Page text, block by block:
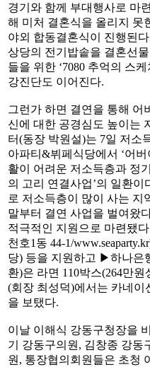
경기와 함께 부대행사로 마
해 미처 결혼식을 올리지 못
야외 합동결혼식이 진행된
상당의 전기밥솥을 결혼선
들을 위한 ‘7080 추억의 스
강진단도 이어진다.
그런가 하면 결연을 통해 어
신에 대한 공경심도 높이는
터(동장 박원설)는 7일 저소
아파티&뷔페식당에서 ‘어
활이 어려운 저소득층과 정
의 고리 연결사업’의 일환이
로 저소득층이 많이 사는 지
말부터 결연 사업을 벌여왔
적극적인 지원으로 마련됐
천호1동 44-1/
당) 등을 지원하고 ▶하나은
환)은 라면 110박스(264만
(회장 최성덕)에서는 카네이
을 보탰다.
이날 이해식 강동구청장을
기 강동구의원, 김창종 강동
원, 통장협의회원들은 초청